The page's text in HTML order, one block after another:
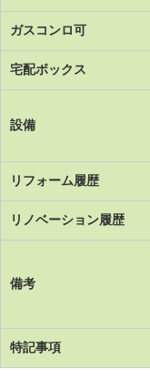
ガスコンロ可
宅配ボックス
設備
リフォーム履歴
リノベーション履歴
備考
特記事項